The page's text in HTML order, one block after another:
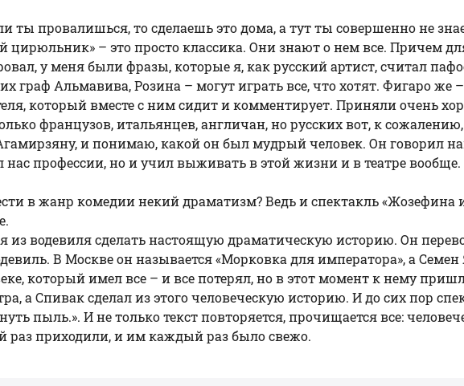
ты провалишься, то сделаешь это дома, а тут ты совершенно не
цирюльник» – это просто классика. Они знают о нем все. Причем
у меня были фразы, которые я, как русский артист, считал
граф Альмавива, Розина – могут играть все, что хотят. Фигаро же
который вместе с ним сидит и комментирует. Приняли очень
французов, итальянцев, англичан, но русских вот, к
и понимаю, какой он был мудрый человек. Он говорил
профессии, но и учил выживать в этой жизни и в театре вообще.
в жанр комедии некий драматизм? Ведь и спектакль «Жозефина
из водевиля сделать настоящую драматическую историю. Он
В Москве он называется «Морковка для императора», а
который имел все – и все потерял, но в этот момент к нему
а Спивак сделал из этого человеческую историю. И до сих пор
пыль.». И не только текст повторяется, прочищается все:
раз приходили, и им каждый раз было свежо.